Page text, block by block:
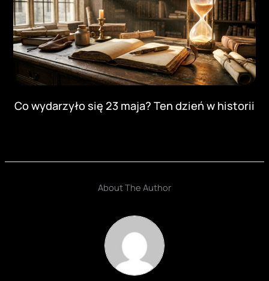
Co wydarzyło się 23 maja? Ten dzień w historii
About The Author